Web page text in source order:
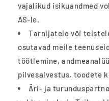
vajalikud isikuandmed
AS-le.
Tarnijatele või
osutavad meile
töötlemine,
pilvesalvestus, toodete
Äri- ja